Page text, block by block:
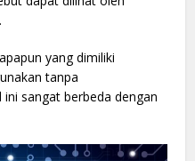
yang dimiliki
tanpa
sangat berbeda dengan